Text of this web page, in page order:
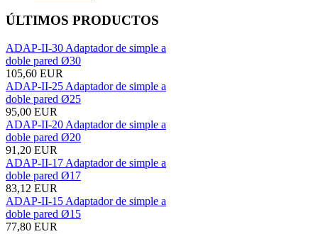
ÚLTIMOS PRODUCTOS
ADAP-II-30 Adaptador de simple a
doble pared Ø30
105,60 EUR
ADAP-II-25 Adaptador de simple a
doble pared Ø25
95,00 EUR
ADAP-II-20 Adaptador de simple a
doble pared Ø20
91,20 EUR
ADAP-II-17 Adaptador de simple a
doble pared Ø17
83,12 EUR
ADAP-II-15 Adaptador de simple a
doble pared Ø15
77,80 EUR